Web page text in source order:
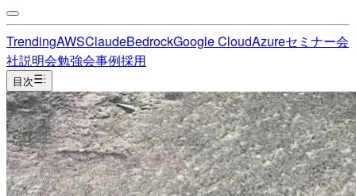
TrendingAWSClaudeBedrockGoogle CloudAzureセミナー会
社説明会勉強会事例採用
目次